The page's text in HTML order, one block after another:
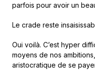
parfois pour avoir un
Le crade reste
Oui voilà. C’est hyper
moyens de nos
aristocratique de se